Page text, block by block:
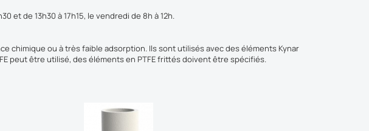
et de 13h30 à 17h15, le vendredi de 8h à 12h.
chimique ou à très faible adsorption. Ils sont utilisés avec des éléments Kynar
peut être utilisé, des éléments en PTFE frittés doivent être spécifiés.